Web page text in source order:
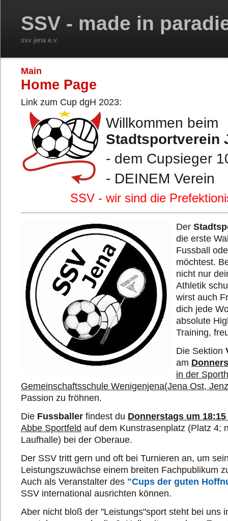
SSV - made in
ssv jena e.v.
Main
Home Page
Link zum Cup dgH 2023:
Willkommen beim
Stadtsportverein
- dem Cupsieger
- DEINEM Verein
SSV - wir sind die
Der
die erste
Fussball
möchtest.
nicht nur
Athletik
wirst auch
dich jede
absolute
Training,
Die Sektion
am
in der
Gemeinschaftsschule Wenigenjena(Jena Ost,
Passion zu fröhnen.
Die Fussballer findest du Donnerstags um
Abbe Sportfeld auf dem Kunstrasenplatz (Platz 4;
Laufhalle) bei der Oberaue.
Der SSV tritt gern und oft bei Turnieren an, um
Leistungszuwächse einem breiten Fachpublikum
Auch als Veranstalter des "Cups der guten
SSV international ausrichten können.
Aber nicht bloß der "Leistungs"sport steht bei uns